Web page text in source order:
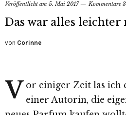
Veröffentlicht am 5. Mai 2017 Kommentare
Das war alles leichter
von Corinne
V or einiger Zeit las ich
einer Autorin, die